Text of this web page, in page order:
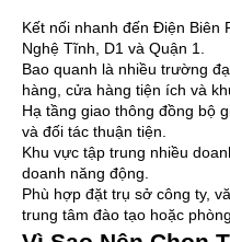
Kết nối nhanh đến Điện Biên
Nghệ Tĩnh, D1 và Quận 1.
Bao quanh là nhiều trường
hàng, cửa hàng tiện ích và
Hạ tầng giao thông đồng bộ
và đối tác thuận tiện.
Khu vực tập trung nhiều
doanh năng động.
Phù hợp đặt trụ sở công ty,
trung tâm đào tạo hoặc